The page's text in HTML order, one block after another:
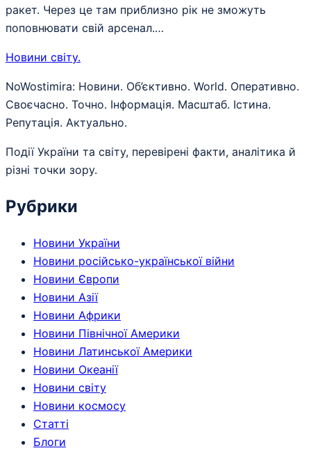
ракет. Через це там приблизно рік не зможуть
поповнювати свій арсенал.…
Новини світу.
NoWostimira: Новини. Об’єктивно. World. Оперативно.
Своєчасно. Точно. Інформація. Масштаб. Істина.
Репутація. Актуально.
Події України та світу, перевірені факти, аналітика й
різні точки зору.
Рубрики
Новини України
Новини російсько-української війни
Новини Європи
Новини Азії
Новини Африки
Новини Північної Америки
Новини Латинської Америки
Новини Океанії
Новини світу
Новини космосу
Статті
Блоги